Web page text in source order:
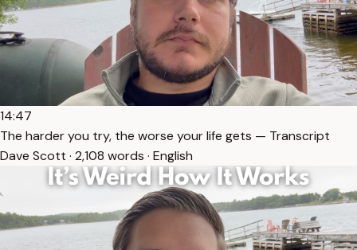
14:47
The harder you try, the worse your life gets — Transcript
Dave Scott · 2,108 words · English